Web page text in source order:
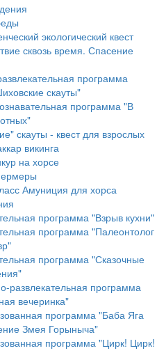
экологический квест
сквозь время. Спасение
программа
скауты"
программа "В
скауты - квест для взрослых
викинга
на хорсе
Амуниция для хорса
программа "Взрыв кухни"
программа "Палеонтолог
программа "Сказочные
развлекательная программа
вечеринка"
программа "Баба Яга
Змея Горыныча"
программа "Цирк! Цирк!